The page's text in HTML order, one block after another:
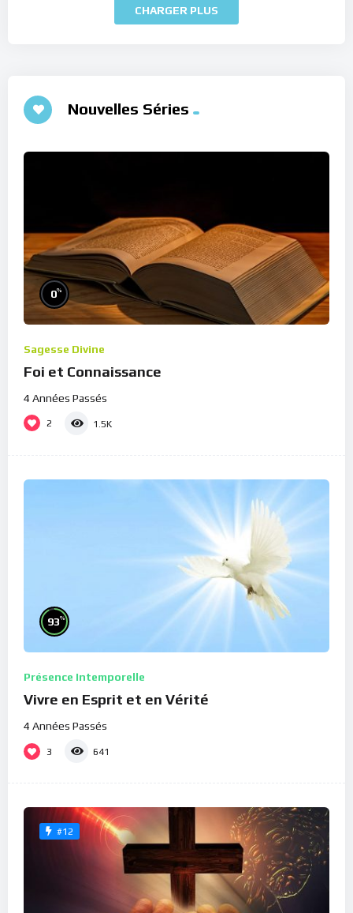
CHARGER PLUS
Nouvelles Séries
0%
Sagesse Divine
Foi et Connaissance
4 Années Passés
2 1.5K
93%
Présence Intemporelle
Vivre en Esprit et en Vérité
4 Années Passés
3 641
#12